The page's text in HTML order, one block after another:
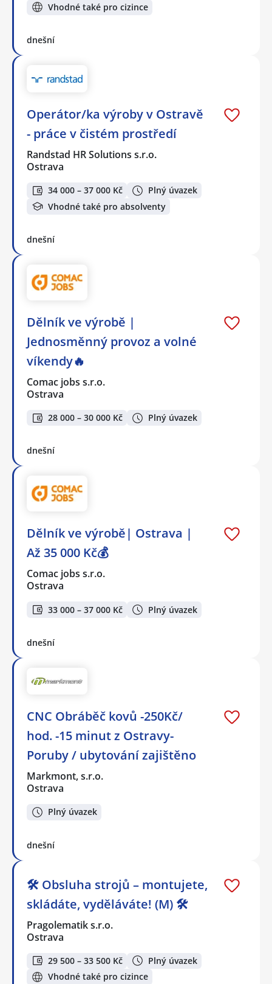
Vhodné také pro cizince
dnešní
Operátor/ka výroby v Ostravě
- práce v čistém prostředí
Randstad HR Solutions s.r.o.
Ostrava
34 000 – 37 000 Kč
Plný úvazek
Vhodné také pro absolventy
dnešní
Dělník ve výrobě |
Jednosměnný provoz a volné
víkendy🔥
Comac jobs s.r.o.
Ostrava
28 000 – 30 000 Kč Plný úvazek
dnešní
Dělník ve výrobě| Ostrava |
Až 35 000 Kč💰
Comac jobs s.r.o.
Ostrava
33 000 – 37 000 Kč Plný úvazek
dnešní
CNC Obráběč kovů -250Kč/
hod. -15 minut z Ostravy-
Poruby / ubytování zajištěno
Markmont, s.r.o.
Ostrava
Plný úvazek
dnešní
🛠️ Obsluha strojů – montujete,
skládáte, vyděláváte! (M) 🛠️
Pragolematik s.r.o.
Ostrava
29 500 – 33 500 Kč
Plný úvazek
Vhodné také pro cizince